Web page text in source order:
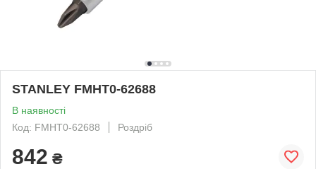
STANLEY FMHT0-62688
В наявності
Код: FMHT0-62688
Роздріб
842 ₴